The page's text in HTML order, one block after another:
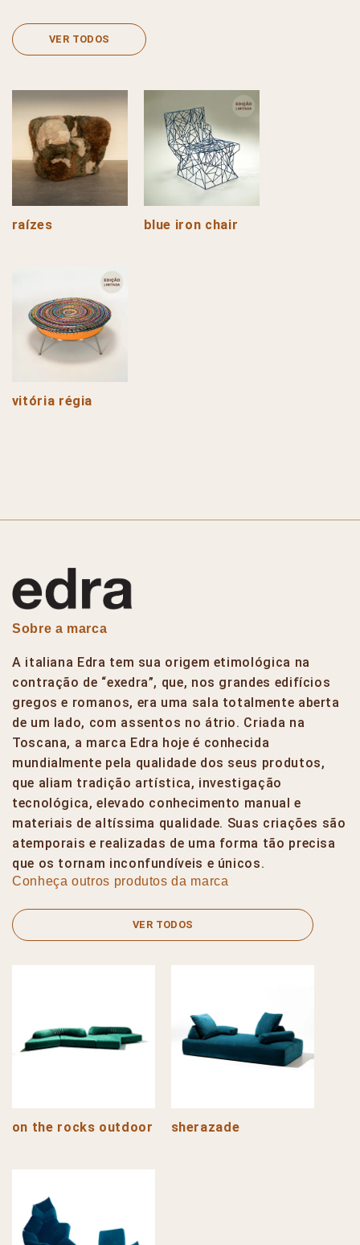
VER TODOS
raízes blue iron chair
vitória régia
Sobre a marca
A italiana Edra tem sua origem etimológica na
contração de “exedra”, que, nos grandes edifícios
gregos e romanos, era uma sala totalmente aberta
de um lado, com assentos no átrio. Criada na
Toscana, a marca Edra hoje é conhecida
mundialmente pela qualidade dos seus produtos,
que aliam tradição artística, investigação
tecnológica, elevado conhecimento manual e
materiais de altíssima qualidade. Suas criações são
atemporais e realizadas de uma forma tão precisa
que os tornam inconfundíveis e únicos.
Conheça outros produtos da marca
VER TODOS
on the rocks outdoor sherazade